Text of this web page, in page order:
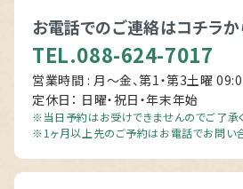
ナ
お電話でのご連絡はコチラか
TEL.088-624-7017
営業時間 : 月～金、第1・第3土曜
定休日： 日曜・祝日・年末年始
※当日予約はお受けできませんのでご了承
※1ヶ月以上先のご予約はお電話でお問い合